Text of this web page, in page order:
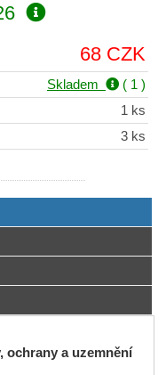
68 CZK
Skladem
( 1 )
1 ks
3 ks
ochrany a uzemnění